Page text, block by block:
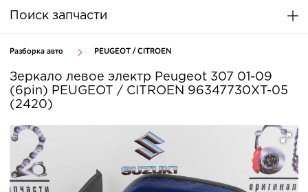
Поиск запчасти
Разборка авто PEUGEOT / CITROEN
Зеркало левое электр Peugeot 307 01-09
(6pin) PEUGEOT / CITROEN 96347730XT-05
(2420)